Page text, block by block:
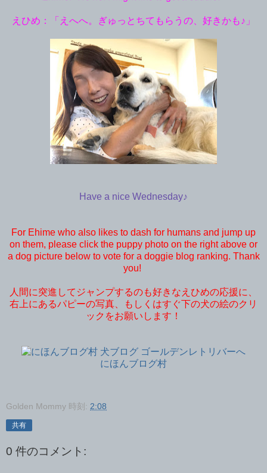
えひめ：「えへへ。ぎゅっとちてもらうの、好きかも♪」
Have a nice Wednesday♪
For Ehime who also likes to dash for humans and jump up
on them, please click the puppy photo on the right above or
a dog picture below to vote for a doggie blog ranking. Thank
you!
人間に突進してジャンプするのも好きなえひめの応援に、
右上にあるパピーの写真、もしくはすぐ下の犬の絵のクリ
ックをお願いします！
にほんブログ村
Golden Mommy 時刻: 2:08
共有
0 件のコメント: